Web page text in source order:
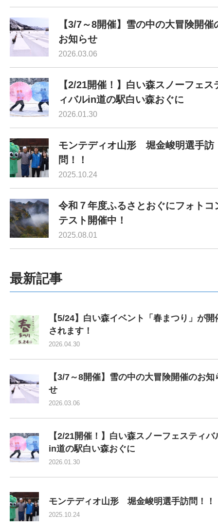
【3/7～8開催】雪の中の大冒険開催
お知らせ
2026.03.06
【2/21開催！】白い森スノーフェス
ィバルin道の駅白い森おぐに
2026.01.30
モンテディオ山形 堀金峻明選手訪
問！！
2025.10.24
令和７年度ふるさとおぐにフォトコ
テスト開催中！
2025.08.01
最新記事
【5/24】白い森イベント「春まつり」が開
されます！
2026.04.30
【3/7～8開催】雪の中の大冒険開催のお知
せ
2026.03.06
【2/21開催！】白い森スノーフェスティバ
in道の駅白い森おぐに
2026.01.30
モンテディオ山形 堀金峻明選手訪問！！
2025.10.24